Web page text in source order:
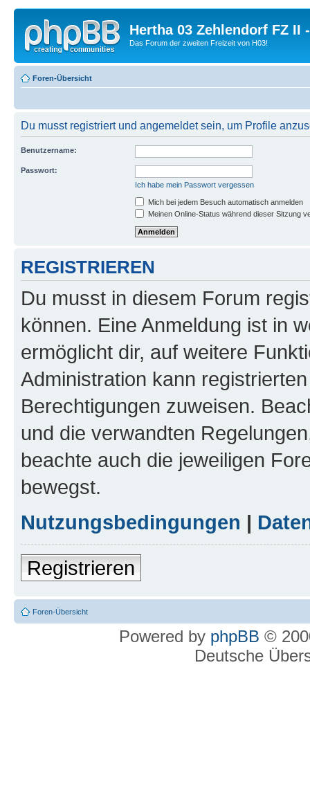
Hertha 03 Zehlendorf FZ II
Das Forum der zweiten Freizeit von H03!
Foren-Übersicht
Du musst registriert und angemeldet sein, um Profile
Benutzername:
Passwort:
Ich habe mein Passwort vergessen
Mich bei jedem Besuch automatisch anmelden
Meinen Online-Status während dieser Sitzung
REGISTRIEREN
Du musst in diesem Forum
können. Eine Anmeldung ist in
ermöglicht dir, auf weitere
Administration kann
Berechtigungen zuweisen.
und die verwandten
beachte auch die jeweiligen
bewegst.
Nutzungsbedingungen |
Registrieren
Foren-Übersicht
Powered by phpBB ©
Deutsche